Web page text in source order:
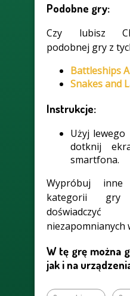
Podobne gry:
Czy lubisz
podobnej gry z
Battleships
Snakes and
Instrukcje:
Użyj lewego
dotknij
smartfona.
Wypróbuj
kategorii gry
niezapomnianych
W tę grę można
jak i na